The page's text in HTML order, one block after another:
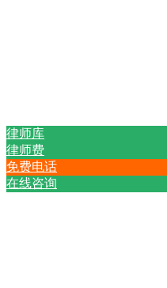
律师库
律师费
免费电话
在线咨询